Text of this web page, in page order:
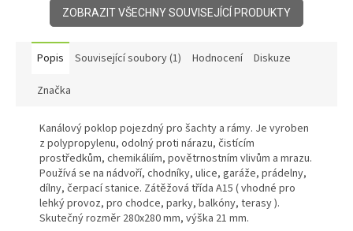
ZOBRAZIT VŠECHNY SOUVISEJÍCÍ PRODUKTY
Popis Související soubory (1) Hodnocení Diskuze
Značka
Kanálový poklop pojezdný pro šachty a rámy. Je vyroben
z polypropylenu, odolný proti nárazu, čistícím
prostředkům, chemikáliím, povětrnostním vlivům a mrazu.
Používá se na nádvoří, chodníky, ulice, garáže, prádelny,
dílny, čerpací stanice. Zátěžová třída A15 ( vhodné pro
lehký provoz, pro chodce, parky, balkóny, terasy ).
Skutečný rozměr 280x280 mm, výška 21 mm.